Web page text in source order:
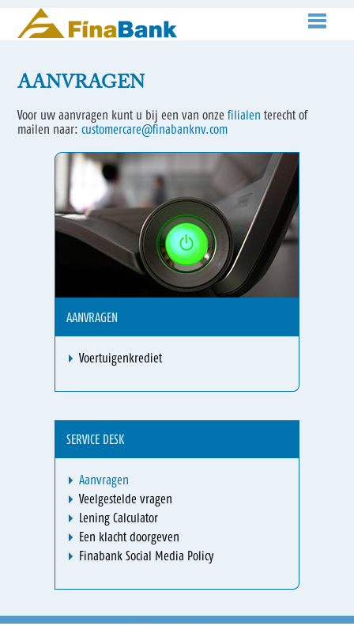
AANVRAGEN
Voor uw aanvragen kunt u bij een van onzefilialenterecht of
mailen naar:customercare@finabanknv.com
AANVRAGEN
Voertuigenkrediet
SERVICE DESK
Aanvragen
Veelgestelde vragen
Lening Calculator
Een klacht doorgeven
Finabank Social Media Policy